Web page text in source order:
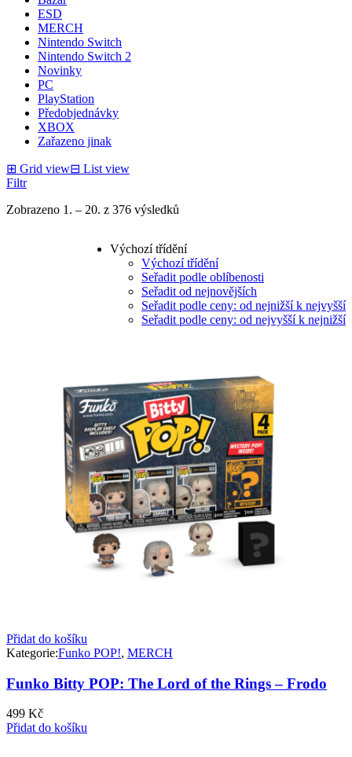
ESD
MERCH
Nintendo Switch
Nintendo Switch 2
Novinky
PC
PlayStation
Předobjednávky
XBOX
Zařazeno jinak
⊞ Grid view⊟ List view
Filtr
Zobrazeno 1. – 20. z 376 výsledků
Výchozí třídění
Výchozí třídění
Seřadit podle oblíbenosti
Seřadit od nejnovějších
Seřadit podle ceny: od nejnižší k nejvyšší
Seřadit podle ceny: od nejvyšší k nejnižší
Přidat do košíku
Kategorie:Funko POP!, MERCH
Funko Bitty POP: The Lord of the Rings – Frodo
499 Kč
Přidat do košíku